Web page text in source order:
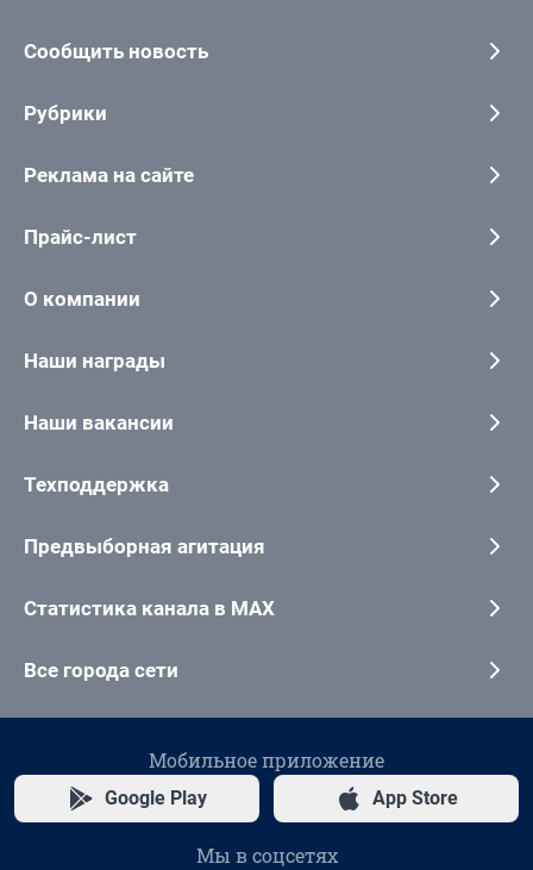
Сообщить новость
Рубрики
Реклама на сайте
Прайс-лист
О компании
Наши награды
Наши вакансии
Техподдержка
Предвыборная агитация
Статистика канала в MAX
Все города сети
Мобильное приложение
Google Play App Store
Мы в соцсетях